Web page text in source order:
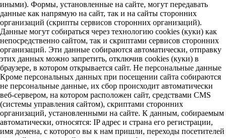
иными). Формы, установленные на сайте, могут передавать
данные как напрямую на сайт, так и на сайты сторонних
организаций (скрипты сервисов сторонних организаций).
Данные могут собираться через технологию cookies (куки) как
непосредственно сайтом, так и скриптами сервисов сторонних
организаций. Эти данные собираются автоматически, отправку
этих данных можно запретить, отключив cookies (куки) в
браузере, в котором открывается сайт. Не персональные данные
Кроме персональных данных при посещении сайта собираются
не персональные данные, их сбор происходит автоматически
веб-сервером, на котором расположен сайт, средствами CMS
(системы управления сайтом), скриптами сторонних
организаций, установленными на сайте. К данным, собираемым
автоматически, относятся: IP адрес и страна его регистрации,
имя домена, с которого вы к нам пришли, переходы посетителей